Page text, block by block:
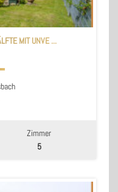
MIT UNVE ...
Zimmer
5